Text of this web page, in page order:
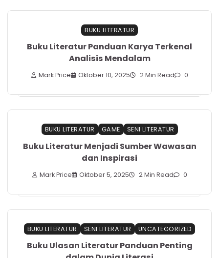
BUKU LITERATUR
Buku Literatur Panduan Karya Terkenal
Analisis Mendalam
Mark Price Oktober 10, 2025 2 Min Read 0
BUKU LITERATUR GAME SENI LITERATUR
Buku Literatur Menjadi Sumber Wawasan
dan Inspirasi
Mark Price Oktober 5, 2025 2 Min Read 0
BUKU LITERATUR SENI LITERATUR UNCATEGORIZED
Buku Ulasan Literatur Panduan Penting